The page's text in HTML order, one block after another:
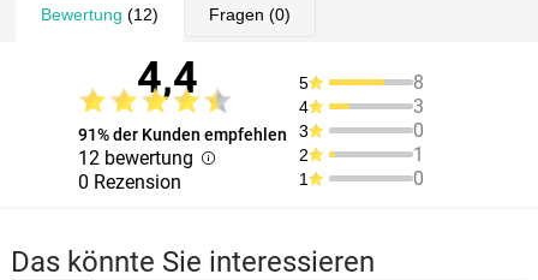
Bewertung (12) Fragen (0)
4,4
91% der Kunden empfehlen
12 bewertung
0 Rezension
5 8
4 3
3 0
2 1
1 0
Das könnte Sie interessieren